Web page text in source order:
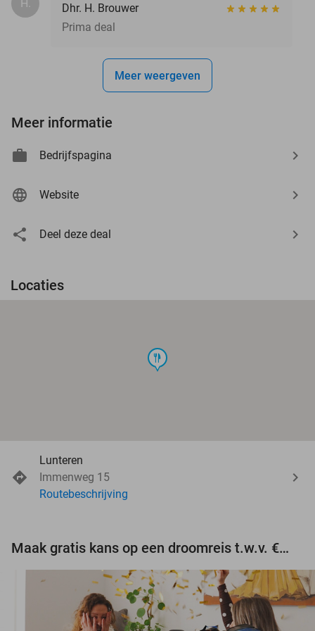
H.
Dhr. H. Brouwer
Prima deal
Meer weergeven
Meer informatie
Bedrijfspagina
Website
Deel deze deal
Locaties
food
Lunteren
Immenweg 15
Routebeschrijving
Maak gratis kans op een droomreis t.w.v. €3.000!